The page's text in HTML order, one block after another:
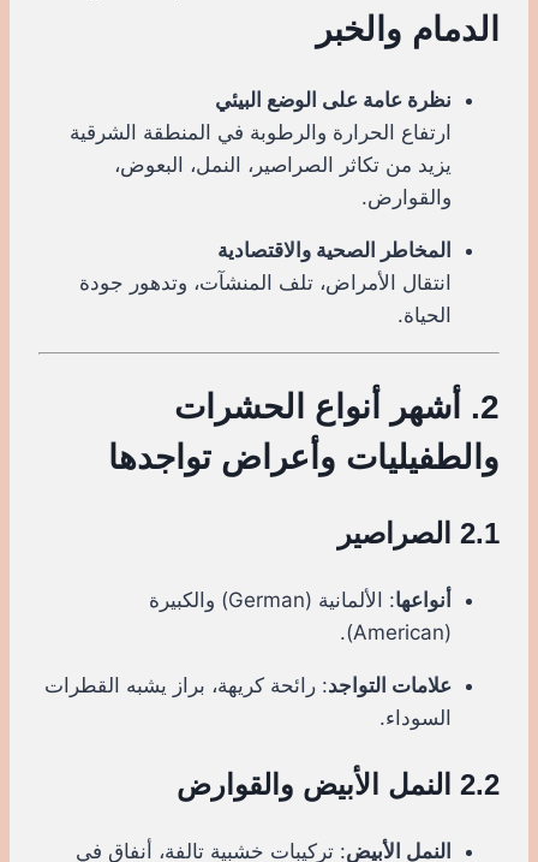
الدمام والخبر
نظرة عامة على الوضع البيئي
ارتفاع الحرارة والرطوبة في المنطقة الشرقية
يزيد من تكاثر الصراصير، النمل، البعوض،
والقوارض.
المخاطر الصحية والاقتصادية
انتقال الأمراض، تلف المنشآت، وتدهور جودة
الحياة.
2. أشهر أنواع الحشرات
والطفيليات وأعراض تواجدها
2.1 الصراصير
أنواعها
: الألمانية (German) والكبيرة
(American).
علامات التواجد: رائحة كريهة، براز يشبه القطرات
السوداء.
2.2 النمل الأبيض والقوارض
النمل الأبيض: تركيبات خشبية تالفة، أنفاق في